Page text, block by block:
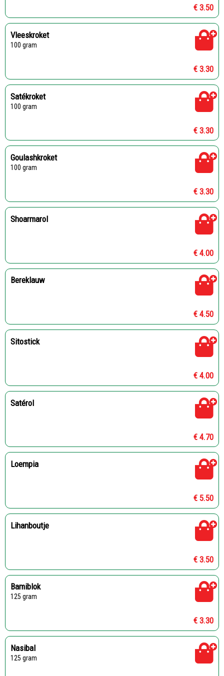
€ 3.50
Vleeskroket
100 gram
€ 3.30
Satékroket
100 gram
€ 3.30
Goulashkroket
100 gram
€ 3.30
Shoarmarol
€ 4.00
Bereklauw
€ 4.50
Sitostick
€ 4.00
Satérol
€ 4.70
Loempia
€ 5.50
Lihanboutje
€ 3.50
Bamiblok
125 gram
€ 3.30
Nasibal
125 gram